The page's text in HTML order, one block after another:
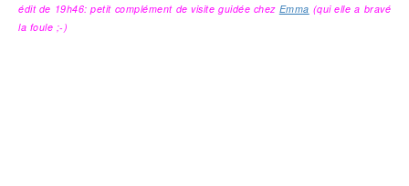
édit de 19h46: petit complément de visite guidée chez Emma (qui elle a bravé
la foule ;-)